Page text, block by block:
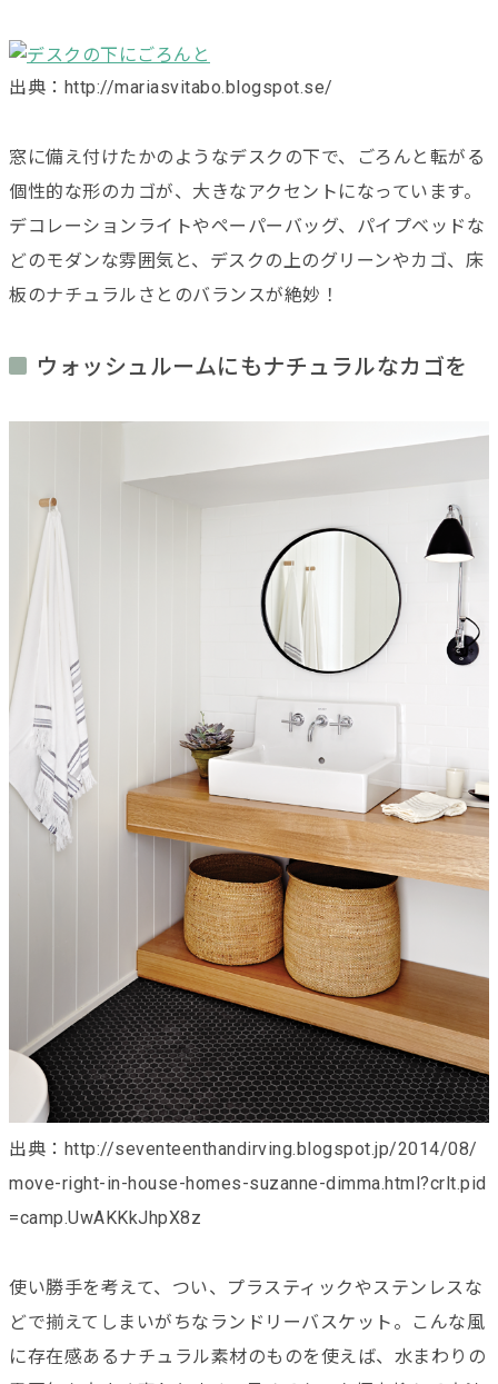
出典：http://mariasvitabo.blogspot.se/
窓に備え付けたかのようなデスクの下で、ごろんと転がる
個性的な形のカゴが、大きなアクセントになっています。
デコレーションライトやペーパーバッグ、パイプベッドな
どのモダンな雰囲気と、デスクの上のグリーンやカゴ、床
板のナチュラルさとのバランスが絶妙！
ウォッシュルームにもナチュラルなカゴを
出典：http://seventeenthandirving.blogspot.jp/2014/08/
move-right-in-house-homes-suzanne-dimma.html?crlt.pid
=camp.UwAKKkJhpX8z
使い勝手を考えて、つい、プラスティックやステンレスな
どで揃えてしまいがちなランドリーバスケット。こんな風
に存在感あるナチュラル素材のものを使えば、水まわりの